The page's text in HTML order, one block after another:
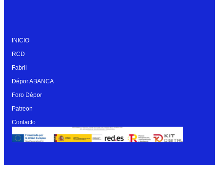
INICIO
RCD
Fabril
Dépor ABANCA
Foro Dépor
Patreon
Contacto